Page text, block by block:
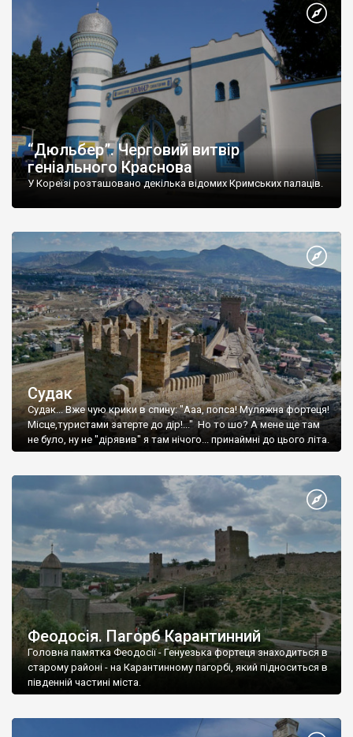
“Дюльбер”. Черговий витвір
геніального Краснова
У Кореїзі розташовано декілька відомих Кримських палаців.
Судак
Судак... Вже чую крики в спину: "Ааа, попса! Муляжна фортеця!
Місце,туристами затерте до дір!..." Но то шо? А мене ще там
не було, ну не "дірявив" я там нічого... принаймні до цього літа.
Феодосія. Пагорб Карантинний
Головна памятка Феодосії - Генуезька фортеця знаходиться в
старому районі - на Карантинному пагорбі, який підноситься в
південній частині міста.